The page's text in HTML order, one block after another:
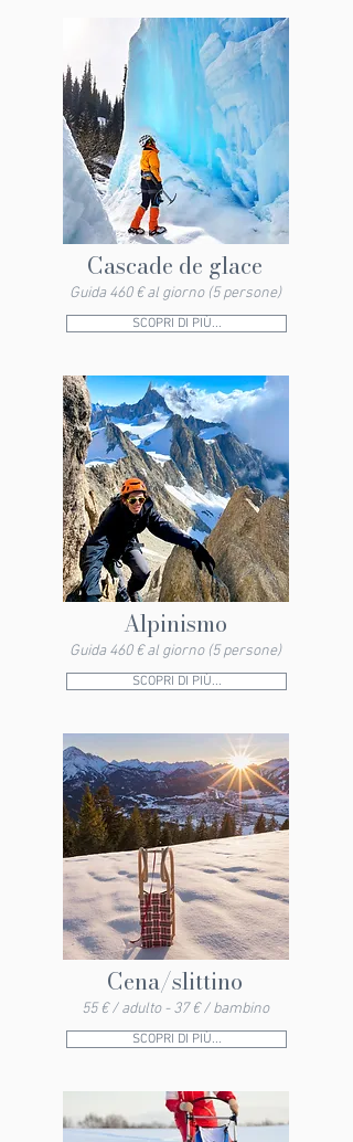
Cascade de glace
Guida 460 € al giorno (5 persone)
SCOPRI DI PIÙ...
Alpinismo
Guida 460 € al giorno (5 persone)
SCOPRI DI PIÙ...
Cena/slittino
55 € / adulto - 37 € / bambino
SCOPRI DI PIÙ...